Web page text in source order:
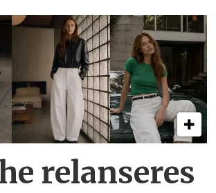
relanseres